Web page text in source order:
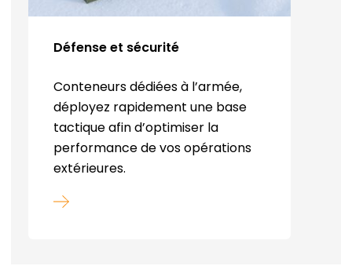
Défense et sécurité
Conteneurs dédiées à l’armée,
déployez rapidement une base
tactique afin d’optimiser la
performance de vos opérations
extérieures.